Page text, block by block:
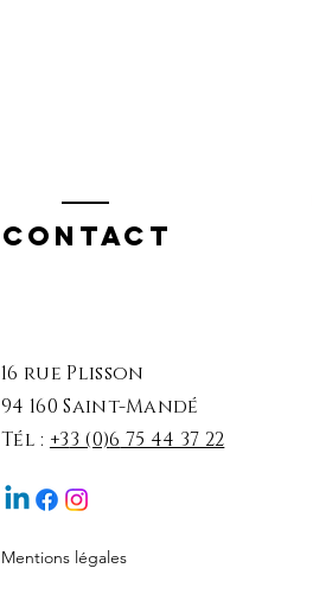
Contact
16 rue Plisson
94 160 Saint-Mandé
Tél : +33 (0)6 75 44 37 22
Mentions légales